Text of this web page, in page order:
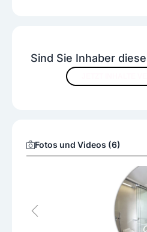
Sind Sie Inhaber
Fotos und Videos (6)